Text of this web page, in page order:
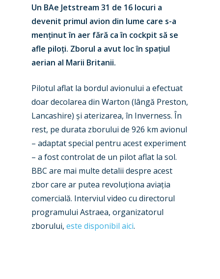
Un BAe Jetstream 31 de 16 locuri a
devenit primul avion din lume care s-a
menținut în aer fără caîn cockpit să se
afle piloți. Zborul a avut loc în spațiul
aerian al Marii Britanii.
Pilotul aflat la bordul avionului a efectuat
doar decolarea din Warton (lângă Preston,
Lancashire) și aterizarea, în Inverness. În
rest, pe durata zborului de 926 km avionul
– adaptat special pentru acest experiment
– a fost controlat de un pilot aflat la sol.
BBC are mai multe detalii despre acest
zbor care ar putea revoluționa aviația
comercială. Interviul video cu directorul
programului Astraea, organizatorul
zborului, este disponibil aici.
New Routes
Industry
Accidents / Incidents
Airshows
Dubai 2025
Paris 2025
Farnborough 2024
Paris 2023
Business Jets
Military
Trip Reports
Marketplace
Jobs